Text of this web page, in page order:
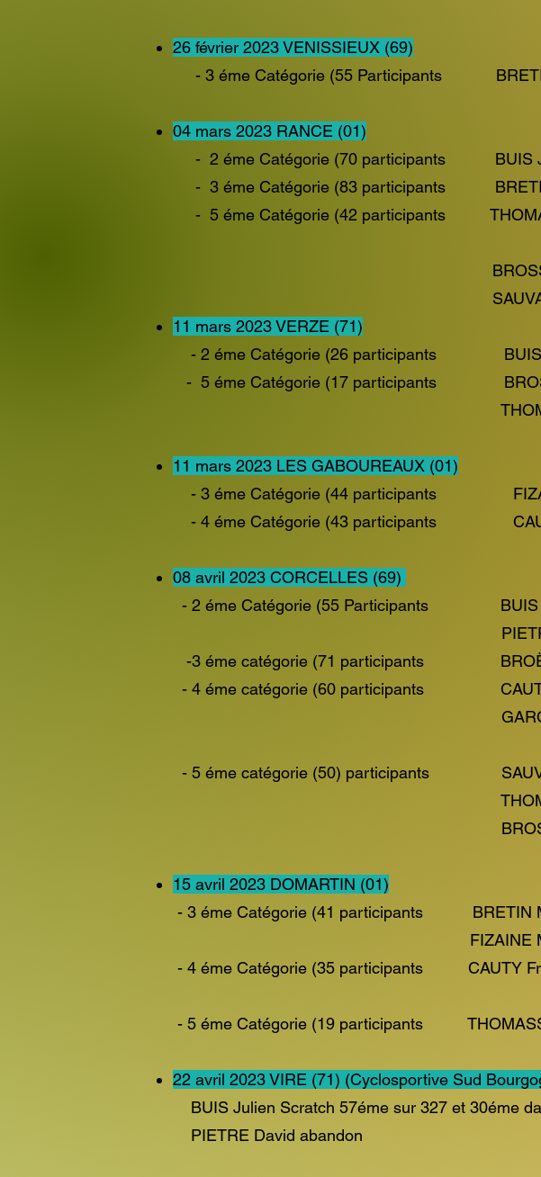
26 février 2023 VENISSIEUX (69)
- 3 éme Catégorie (55 Participants
04 mars 2023 RANCE (01)
- 2 éme Catégorie (70 participants
- 3 éme Catégorie (83 participants
- 5 éme Catégorie (42 participants
BROSSELIN
SAUVAGE
11 mars 2023 VERZE (71)
- 2 éme Catégorie (26
- 5 éme Catégorie (17 participants
11 mars 2023 LES GABOUREAUX (01)
- 3 éme Catégorie (44 participants
- 4 éme Catégorie (43 participants
08 avril 2023 CORCELLES (69)
- 2 éme Catégorie (55 Participants
PIETRE David
-3 éme catégorie (71 participants
- 4 éme catégorie (60 participants
GARCIA
- 5 éme catégorie (50) participants
THOMASSIN
BROSSELIN
15 avril 2023 DOMARTIN (01)
- 3 éme Catégorie (41 participants
FIZAINE Mathieu
- 4 éme Catégorie (35 participants
- 5 éme Catégorie (19 participants
22 avril 2023 VIRE (71) (Cyclosportive Sud
BUIS Julien Scratch 57éme sur 327 et 30éme
PIETRE David abandon